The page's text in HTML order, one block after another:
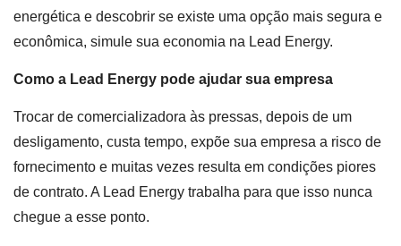
energética e descobrir se existe uma opção mais segura e
econômica, simule sua economia na Lead Energy.
Como a Lead Energy pode ajudar sua empresa
Trocar de comercializadora às pressas, depois de um
desligamento, custa tempo, expõe sua empresa a risco de
fornecimento e muitas vezes resulta em condições piores
de contrato. A Lead Energy trabalha para que isso nunca
chegue a esse ponto.